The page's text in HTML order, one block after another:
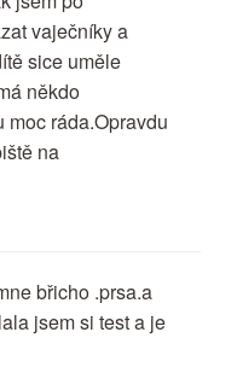
vaječníky a
sice uměle
někdo
moc ráda.Opravdu
na
břicho .prsa.a
jsem si test a je